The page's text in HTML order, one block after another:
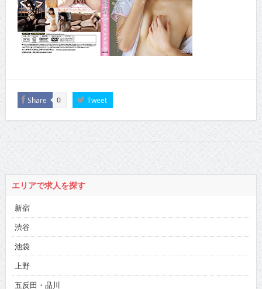
Share 0 Tweet
エリアで求人を探す
新宿
渋谷
池袋
上野
五反田・品川